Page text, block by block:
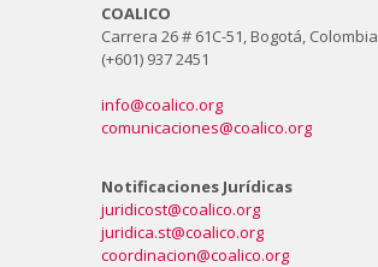
COALICO
Carrera 26 # 61C-51, Bogotá, Colombia
(+601) 937 2451
info@coalico.org
comunicaciones@coalico.org
Notificaciones Jurídicas
juridicost@coalico.org
juridica.st@coalico.org
coordinacion@coalico.org